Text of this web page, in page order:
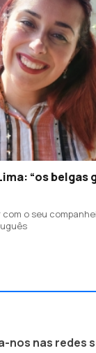
“os belgas
o seu
nos nas redes